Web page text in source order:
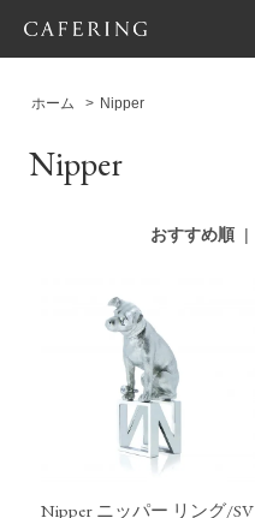
ホーム > Nipper
Nipper
おすすめ順|
Nipper ニッパー リング/SV